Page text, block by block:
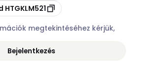
HTGKLM521
megtekintéséhez kérjük,
Bejelentkezés